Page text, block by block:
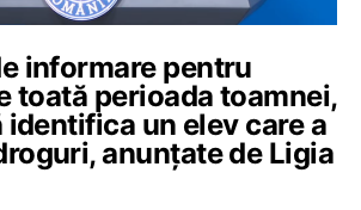
informare pentru
toată perioada toamnei,
identifica un elev care a
anunțate de Ligia